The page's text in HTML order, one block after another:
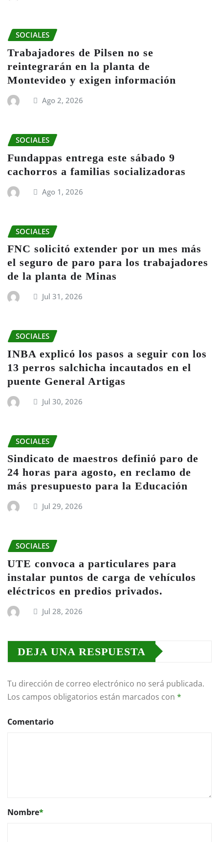
SOCIALES
Trabajadores de Pilsen no se
reintegrarán en la planta de
Montevideo y exigen información
Ago 2, 2026
SOCIALES
Fundappas entrega este sábado 9
cachorros a familias socializadoras
Ago 1, 2026
SOCIALES
FNC solicitó extender por un mes más
el seguro de paro para los trabajadores
de la planta de Minas
Jul 31, 2026
SOCIALES
INBA explicó los pasos a seguir con los
13 perros salchicha incautados en el
puente General Artigas
Jul 30, 2026
SOCIALES
Sindicato de maestros definió paro de
24 horas para agosto, en reclamo de
más presupuesto para la Educación
Jul 29, 2026
SOCIALES
UTE convoca a particulares para
instalar puntos de carga de vehículos
eléctricos en predios privados.
Jul 28, 2026
DEJA UNA RESPUESTA
Tu dirección de correo electrónico no será publicada.
Los campos obligatorios están marcados con *
Comentario
Nombre*